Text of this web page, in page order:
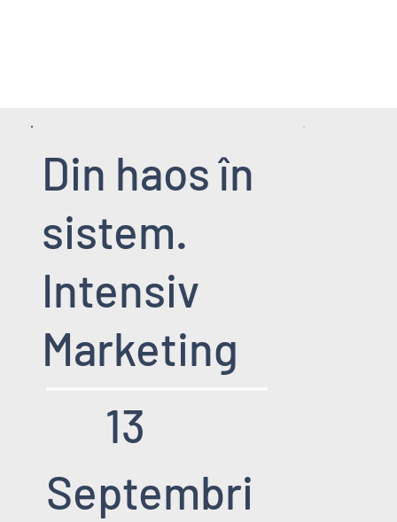
Din haos în
sistem.
Intensiv
Marketing
13
Septembri